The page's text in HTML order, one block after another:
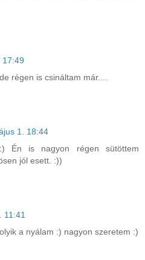
17:49
régen is csináltam már....
1. 18:44
Én is nagyon régen sütöttem
jól esett. :))
11:41
a nyálam :) nagyon szeretem :)